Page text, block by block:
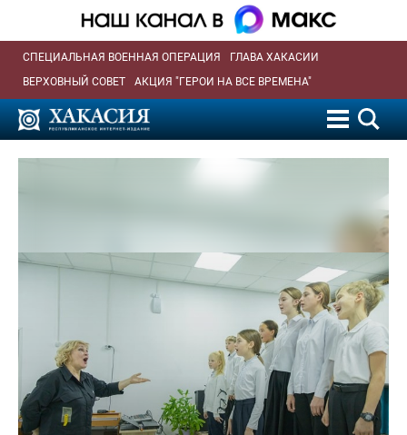
СПЕЦИАЛЬНАЯ ВОЕННАЯ ОПЕРАЦИЯ
ГЛАВА ХАКАСИИ
ВЕРХОВНЫЙ СОВЕТ
АКЦИЯ "ГЕРОИ НА ВСЕ ВРЕМЕНА"